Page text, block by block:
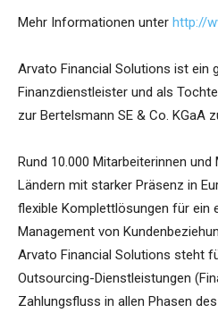
Mehr Informationen unter http://
Arvato Financial Solutions ist ein
Finanzdienstleister und als
zur Bertelsmann SE & Co. KGaA
Rund 10.000 Mitarbeiterinnen
Ländern mit starker Präsenz in
flexible Komplettlösungen für ein
Management von
Arvato Financial Solutions steht
Outsourcing-Dienstleistungen
Zahlungsfluss in allen Phasen